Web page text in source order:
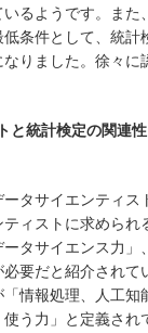
るようです。また
条件として、統計
りました。徐々に
と統計検定の関連
タサイエンティス
ィストに求められ
タサイエンス力」
要だと紹介されて
「情報処理、人工
う力」と定義され